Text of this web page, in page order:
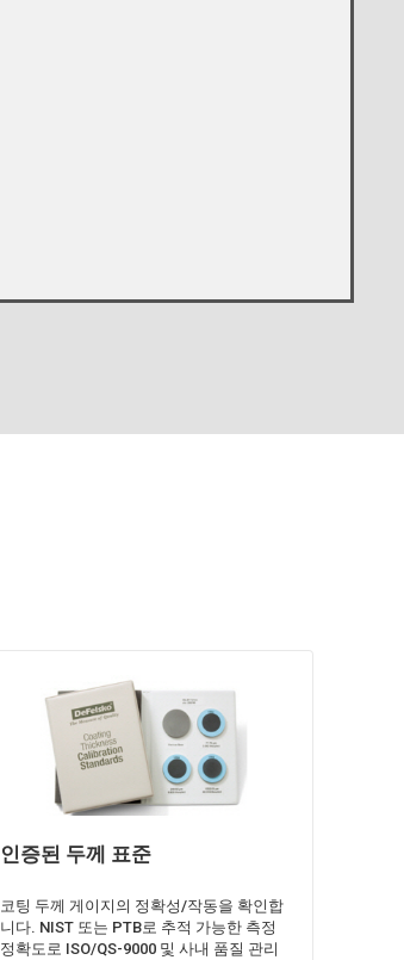
인증된 두께 표준
코팅 두께 게이지의 정확성/작동을 확인합
니다. NIST 또는 PTB로 추적 가능한 측정
정확도로 ISO/QS-9000 및 사내 품질 관리